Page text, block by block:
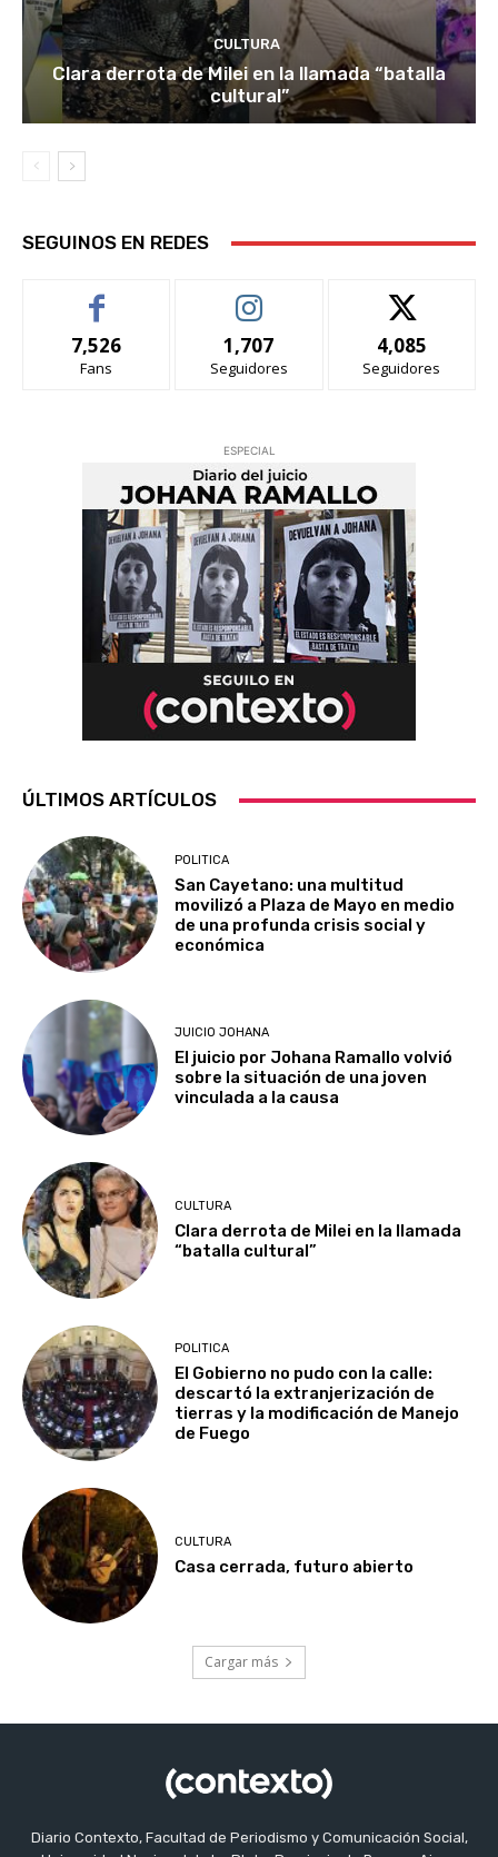
CULTURA
Clara derrota de Milei en la llamada “batalla
cultural”
SEGUINOS EN REDES
7,526
Fans
1,707
Seguidores
4,085
Seguidores
ESPECIAL
ÚLTIMOS ARTÍCULOS
POLITICA
San Cayetano: una multitud
movilizó a Plaza de Mayo en medio
de una profunda crisis social y
económica
JUICIO JOHANA
El juicio por Johana Ramallo volvió
sobre la situación de una joven
vinculada a la causa
CULTURA
Clara derrota de Milei en la llamada
“batalla cultural”
POLITICA
El Gobierno no pudo con la calle:
descartó la extranjerización de
tierras y la modificación de Manejo
de Fuego
CULTURA
Casa cerrada, futuro abierto
Cargar más
Diario Contexto, Facultad de Periodismo y Comunicación Social,